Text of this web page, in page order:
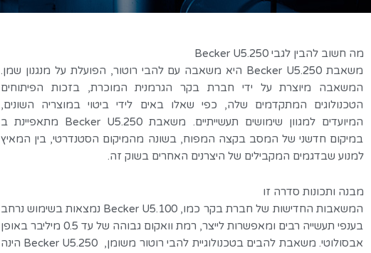
מה חשוב להבין לגבי Becker U5.250
משאבת Becker U5.250 היא משאבה עם להבי רוטור, הפועלת על מנגנון שמן.
המשאבה מיוצרת על ידי חברת בקר הגרמנית המוכרת, בזכות הפיתוחים
הטכנולוגים המתקדמים שלה, כפי שאלו באים לידי ביטוי במוצריה השונים,
המיועדים למגוון שימושים תעשייתיים. משאבת Becker U5.250 מתאפיינת ב
במיקום חדשני של המסב בקצה המפוח, בשונה מהמיקום הסטנדרטי, בין המאיץ
למנוע שבדגמים המקבילים של היצרנים האחרים בשוק זה.
מבנה ותכונות סדרה זו
המשאבות החדישות של חברת בקר כמו, Becker U5.100 נמצאות בשימוש נרחב
בענפי תעשייה רבים ומאפשרות לייצר, רמת וואקום גבוהה של עד 0.5 מיליבר באופן
אבסולוטי. משאבת להבים בטכנולוגיית להבי רוטור משומן, Becker U5.250 הינה